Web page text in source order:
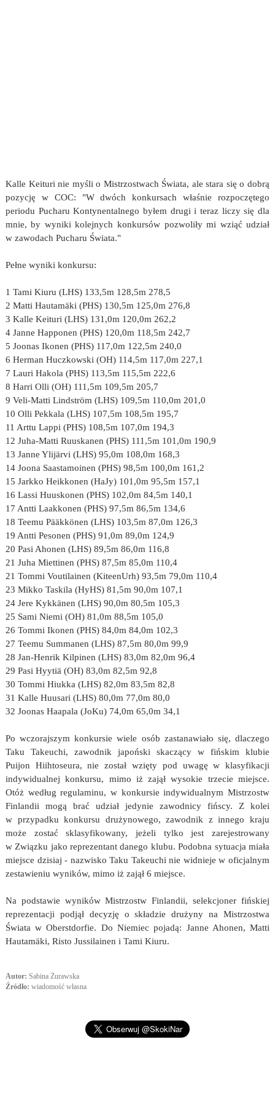
Kalle Keituri nie myśli o Mistrzostwach Świata, ale stara się o dobrą
pozycję w COC: "W dwóch konkursach właśnie rozpoczętego
periodu Pucharu Kontynentalnego byłem drugi i teraz liczy się dla
mnie, by wyniki kolejnych konkursów pozwoliły mi wziąć udział
w zawodach Pucharu Świata."
Pełne wyniki konkursu:
1 Tami Kiuru (LHS) 133,5m 128,5m 278,5
2 Matti Hautamäki (PHS) 130,5m 125,0m 276,8
3 Kalle Keituri (LHS) 131,0m 120,0m 262,2
4 Janne Happonen (PHS) 120,0m 118,5m 242,7
5 Joonas Ikonen (PHS) 117,0m 122,5m 240,0
6 Herman Huczkowski (OH) 114,5m 117,0m 227,1
7 Lauri Hakola (PHS) 113,5m 115,5m 222,6
8 Harri Olli (OH) 111,5m 109,5m 205,7
9 Veli-Matti Lindström (LHS) 109,5m 110,0m 201,0
10 Olli Pekkala (LHS) 107,5m 108,5m 195,7
11 Arttu Lappi (PHS) 108,5m 107,0m 194,3
12 Juha-Matti Ruuskanen (PHS) 111,5m 101,0m 190,9
13 Janne Ylijärvi (LHS) 95,0m 108,0m 168,3
14 Joona Saastamoinen (PHS) 98,5m 100,0m 161,2
15 Jarkko Heikkonen (HaJy) 101,0m 95,5m 157,1
16 Lassi Huuskonen (PHS) 102,0m 84,5m 140,1
17 Antti Laakkonen (PHS) 97,5m 86,5m 134,6
18 Teemu Pääkkönen (LHS) 103,5m 87,0m 126,3
19 Antti Pesonen (PHS) 91,0m 89,0m 124,9
20 Pasi Ahonen (LHS) 89,5m 86,0m 116,8
21 Juha Miettinen (PHS) 87,5m 85,0m 110,4
21 Tommi Voutilainen (KiteenUrh) 93,5m 79,0m 110,4
23 Mikko Taskila (HyHS) 81,5m 90,0m 107,1
24 Jere Kykkänen (LHS) 90,0m 80,5m 105,3
25 Sami Niemi (OH) 81,0m 88,5m 105,0
26 Tommi Ikonen (PHS) 84,0m 84,0m 102,3
27 Teemu Summanen (LHS) 87,5m 80,0m 99,9
28 Jan-Henrik Kilpinen (LHS) 83,0m 82,0m 96,4
29 Pasi Hyytiä (OH) 83,0m 82,5m 92,8
30 Tommi Hiukka (LHS) 82,0m 83,5m 82,8
31 Kalle Huusari (LHS) 80,0m 77,0m 80,0
32 Joonas Haapala (JoKu) 74,0m 65,0m 34,1
Po wczorajszym konkursie wiele osób zastanawiało się, dlaczego
Taku Takeuchi, zawodnik japoński skaczący w fińskim klubie
Puijon Hiihtoseura, nie został wzięty pod uwagę w klasyfikacji
indywidualnej konkursu, mimo iż zajął wysokie trzecie miejsce.
Otóż według regulaminu, w konkursie indywidualnym Mistrzostw
Finlandii mogą brać udział jedynie zawodnicy fińscy. Z kolei
w przypadku konkursu drużynowego, zawodnik z innego kraju
może zostać sklasyfikowany, jeżeli tylko jest zarejestrowany
w Związku jako reprezentant danego klubu. Podobna sytuacja miała
miejsce dzisiaj - nazwisko Taku Takeuchi nie widnieje w oficjalnym
zestawieniu wyników, mimo iż zajął 6 miejsce.
Na podstawie wyników Mistrzostw Finlandii, selekcjoner fińskiej
reprezentacji podjął decyzję o składzie drużyny na Mistrzostwa
Świata w Oberstdorfie. Do Niemiec pojadą: Janne Ahonen, Matti
Hautamäki, Risto Jussilainen i Tami Kiuru.
Autor: Sabina Żurawska
Źródło: wiadomość własna